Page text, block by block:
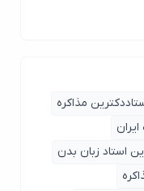
مذاکره
زبان بدن